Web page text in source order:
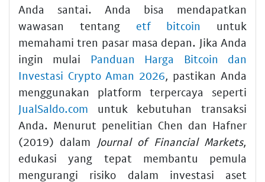
Anda santai. Anda bisa mendapatkan
wawasan tentang etf bitcoin untuk
memahami tren pasar masa depan. Jika Anda
ingin mulai Panduan Harga Bitcoin dan
Investasi Crypto Aman 2026, pastikan Anda
menggunakan platform terpercaya seperti
JualSaldo.com untuk kebutuhan transaksi
Anda. Menurut penelitian Chen dan Hafner
(2019) dalam Journal of Financial Markets,
edukasi yang tepat membantu pemula
mengurangi risiko dalam investasi aset